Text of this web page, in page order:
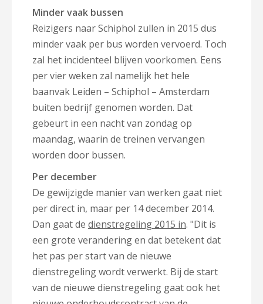
Minder vaak bussen
Reizigers naar Schiphol zullen in 2015 dus
minder vaak per bus worden vervoerd. Toch
zal het incidenteel blijven voorkomen. Eens
per vier weken zal namelijk het hele
baanvak Leiden – Schiphol – Amsterdam
buiten bedrijf genomen worden. Dat
gebeurt in een nacht van zondag op
maandag, waarin de treinen vervangen
worden door bussen.
Per december
De gewijzigde manier van werken gaat niet
per direct in, maar per 14 december 2014.
Dan gaat de dienstregeling 2015 in. "Dit is
een grote verandering en dat betekent dat
het pas per start van de nieuwe
dienstregeling wordt verwerkt. Bij de start
van de nieuwe dienstregeling gaat ook het